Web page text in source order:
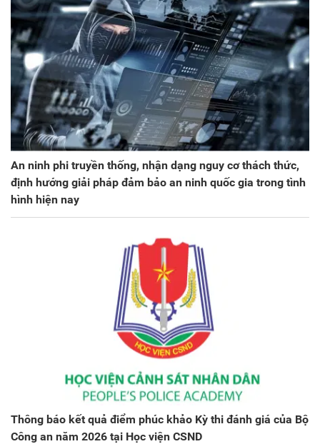
An ninh phi truyền thống, nhận dạng nguy cơ thách thức,
định hướng giải pháp đảm bảo an ninh quốc gia trong tình
hình hiện nay
Thông báo kết quả điểm phúc khảo Kỳ thi đánh giá của Bộ
Công an năm 2026 tại Học viện CSND